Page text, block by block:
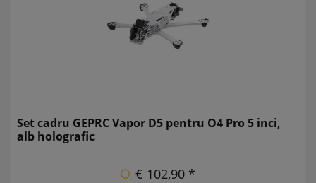
Set cadru GEPRC Vapor D5 pentru O4 Pro 5 inci,
alb holografic
€ 102,90 *